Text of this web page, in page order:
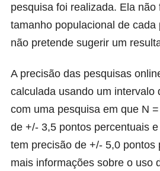
pesquisa foi realizada. Ela não
tamanho populacional de
não pretende sugerir um
A precisão das pesquisas
calculada usando um intervalo
com uma pesquisa em que N
de +/- 3,5 pontos percentuais
tem precisão de +/- 5,0 pontos
mais informações sobre o uso